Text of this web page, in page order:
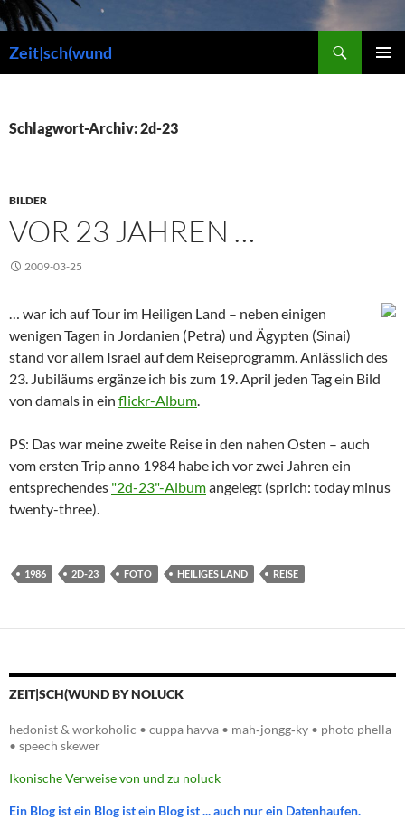
Zum
Inhalt
springen
Zeit|sch(wund
Schlagwort-Archiv: 2d-23
BILDER
VOR 23 JAHREN …
2009-03-25
… war ich auf Tour im Heiligen Land – neben einigen
wenigen Tagen in Jordanien (Petra) und Ägypten (Sinai)
stand vor allem Israel auf dem Reiseprogramm. Anlässlich des
23. Jubiläums ergänze ich bis zum 19. April jeden Tag ein Bild
von damals in ein flickr-Album.
PS: Das war meine zweite Reise in den nahen Osten – auch
vom ersten Trip anno 1984 habe ich vor zwei Jahren ein
entsprechendes "2d-23"-Albumangelegt (sprich: today minus
twenty-three).
1986 2D-23 FOTO HEILIGES LAND REISE
ZEIT|SCH(WUND BY NOLUCK
hedonist & workoholic • cuppa havva • mah‑jongg‑ky • photo phella
• speech skewer
Ikonische Verweise von und zu noluck
Ein Blog ist ein Blog ist ein Blog ist ... auch nur ein Datenhaufen.